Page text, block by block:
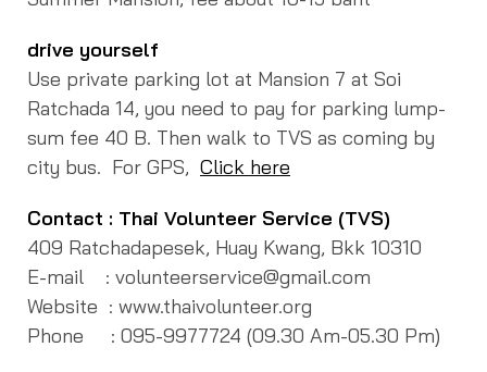
drive yourself
Use private parking lot at Mansion 7 at Soi
Ratchada 14, you need to pay for parking lump-
sum fee 40 B. Then walk to TVS as coming by
city bus. For GPS, Click here
Contact : Thai Volunteer Service (TVS)
409 Ratchadapesek, Huay Kwang, Bkk 10310
E-mail : volunteerservice@gmail.com
Website : www.thaivolunteer.org
Phone : 095-9977724 (09.30 Am-05.30 Pm)